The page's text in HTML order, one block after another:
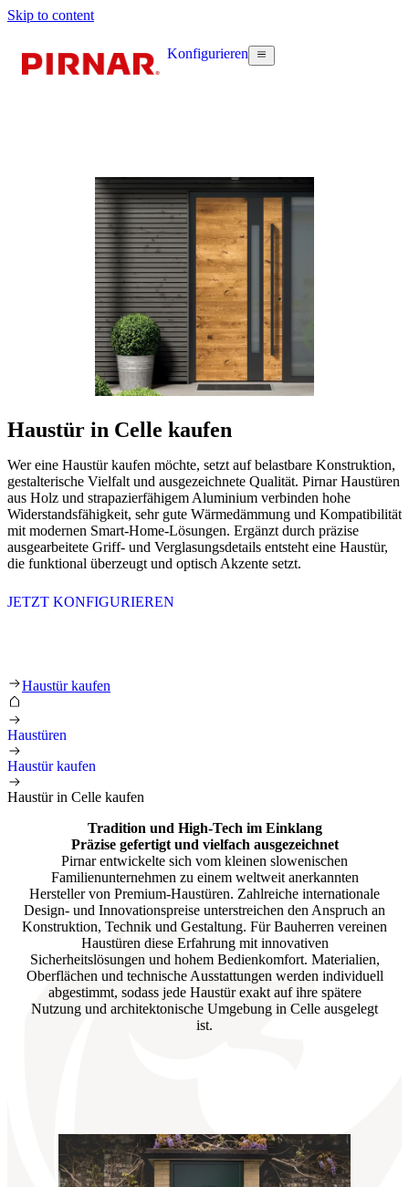
Skip to content
Konfigurieren
Haustür in Celle kaufen
Wer eine Haustür kaufen möchte, setzt auf belastbare Konstruktion,
gestalterische Vielfalt und ausgezeichnete Qualität. Pirnar Haustüren
aus Holz und strapazierfähigem Aluminium verbinden hohe
Widerstandsfähigkeit, sehr gute Wärmedämmung und Kompatibilität
mit modernen Smart-Home-Lösungen. Ergänzt durch präzise
ausgearbeitete Griff- und Verglasungsdetails entsteht eine Haustür,
die funktional überzeugt und optisch Akzente setzt.
JETZT KONFIGURIEREN
Haustür in Celle kaufen
Haustür kaufen
Haustüren
Haustür kaufen
Haustür in Celle kaufen
Tradition und High-Tech im Einklang
Präzise gefertigt und vielfach ausgezeichnet
Pirnar entwickelte sich vom kleinen slowenischen
Familienunternehmen zu einem weltweit anerkannten
Hersteller von Premium-Haustüren. Zahlreiche internationale
Design- und Innovationspreise unterstreichen den Anspruch an
Konstruktion, Technik und Gestaltung. Für Bauherren vereinen
Haustüren diese Erfahrung mit innovativen
Sicherheitslösungen und hohem Bedienkomfort. Materialien,
Oberflächen und technische Ausstattungen werden individuell
abgestimmt, sodass jede Haustür exakt auf ihre spätere
Nutzung und architektonische Umgebung in Celle ausgelegt
ist.